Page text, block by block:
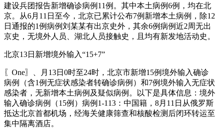
建设兵团报告新增确诊病例11例。其中本土病例6例，均在北
京。从6月11日至今，北京已累计公布7例新增本土病例，除12
日通报的1例病例刘某某有出京史外，其余6例病例近2周无出
京史，无境外人员、湖北人员接触史，且均有新发地活动史。
北京13日新增境外输入“15+7”
〖One〗、月13日0时至24时，北京市新增15例境外输入确诊
病例（含1例无症状感染者转确诊病例）和7例境外输入无症状
感染者，无新增本土病例及疑似病例。以下是具体信息：境外
输入确诊病例（15例）病例1-113：中国籍，8月11日从俄罗斯
抵达北京首都机场，经海关健康筛查和核酸检测后闭环转运至
集中隔离酒店。